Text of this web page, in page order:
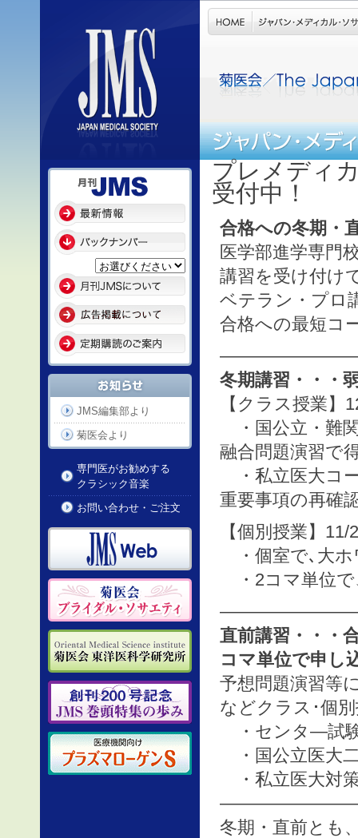
JMS編集部より
菊医会より
専門医がお勧めする
クラシック音楽
お問い合わせ・ご注文
プレメディ
受付中！
合格への冬期・
医学部進学専門
講習を受け付け
ベテラン・プロ
合格への最短コ
冬期講習・・・
【クラス授業】
・国公立・難
融合問題演習で
・私立医大コ
重要事項の再確
【個別授業】
・個室で､大ホ
・2コマ単位で
直前講習・・・
コマ単位で申し
予想問題演習等
などクラス･個
・センタ―試験
・国公立医大
・私立医大対
冬期・直前とも